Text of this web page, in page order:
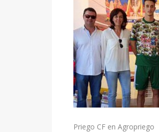
Priego CF en Agropriego